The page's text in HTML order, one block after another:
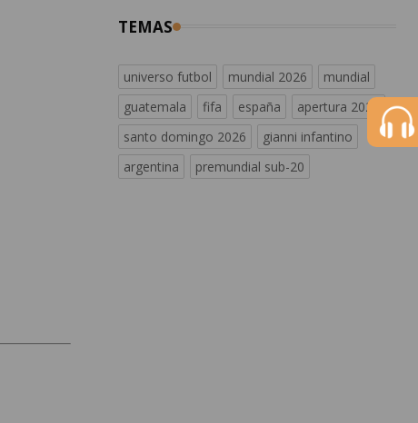
TEMAS
universo futbol mundial 2026
mundial
guatemala
fifa españa
apertura 2026
santo domingo 2026
gianni infantino
argentina
premundial sub-20